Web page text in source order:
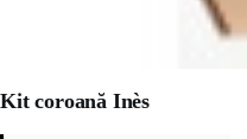
Kit coroană Inès